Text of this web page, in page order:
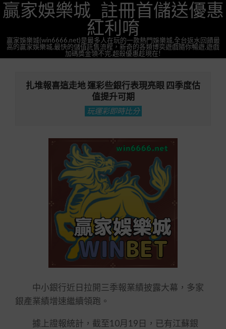
Skip
to贏家娛樂城_註冊首儲送優惠
紅利唷
贏家娛樂城(win6666.net)是最多人在玩的一款熱門娛樂城,全台返水回饋最
高的贏家娛樂城,最快的儲值託售流程，新奇的各類博奕遊戲隨你暢遊,遊戲
加碼獎金領不完.超殺優惠趁現在!
扎堆報喜這走地 運彩些銀行表現亮眼 四季度估
值提升可期
玩運彩即時比分
中小銀行近日拉開三季報業績披露大幕，多家
銀產業績增速繼續領跑。
據上證報統計，截至10月19日，已有江蘇銀